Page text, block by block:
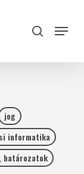
search
Menu
jog
informatika
határozatok
Close